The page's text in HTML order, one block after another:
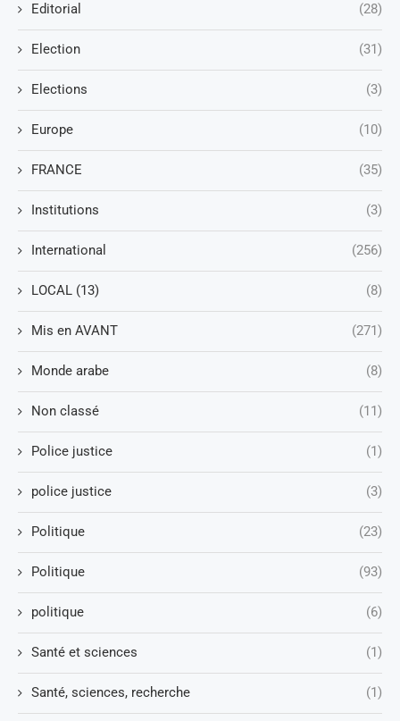
Editorial (28)
Election (31)
Elections (3)
Europe (10)
FRANCE (35)
Institutions (3)
International (256)
LOCAL (13) (8)
Mis en AVANT (271)
Monde arabe (8)
Non classé (11)
Police justice (1)
police justice (3)
Politique (23)
Politique (93)
politique (6)
Santé et sciences (1)
Santé, sciences, recherche (1)